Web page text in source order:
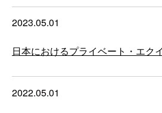
2023.05.01
日本におけるプライベート・エク
2022.05.01